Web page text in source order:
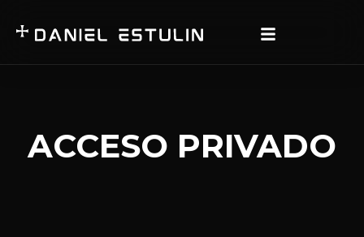
ACCESO PRIVADO